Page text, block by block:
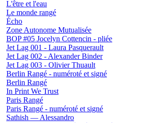
L'être et l'eau
Le monde rangé
Écho
Zone Autonome Mutualisée
BOP #05 Jocelyn Cottencin - pliée
Jet Lag 001 - Laura Pasquerault
Jet Lag 002 - Alexander Binder
Jet Lag 003 - Olivier Thuault
Berlin Rangé - numéroté et signé
Berlin Rangé
In Print We Trust
Paris Rangé
Paris Rangé - numéroté et signé
Sathish — Alessandro